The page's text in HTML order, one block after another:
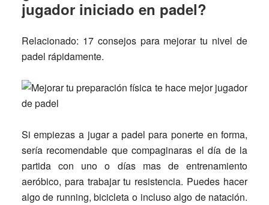
jugador iniciado en padel?
Relacionado: 17 consejos para mejorar tu nivel de
padel rápidamente.
Si empiezas a jugar a padel para ponerte en forma,
sería recomendable que compaginaras el día de la
partida con uno o días mas de entrenamiento
aeróbico, para trabajar tu resistencia. Puedes hacer
algo de running, bicicleta o incluso algo de natación.